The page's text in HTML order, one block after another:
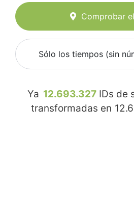
Comprobar
Sólo los tiempos (sin
Ya 12.693.327 IDs de
transformadas en